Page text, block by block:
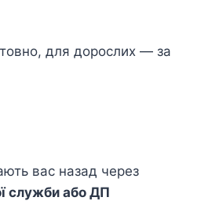
для дорослих — за
вас назад через
служби або ДП